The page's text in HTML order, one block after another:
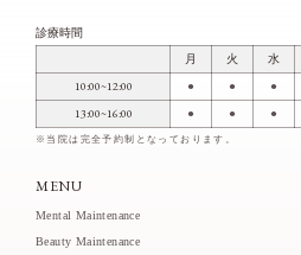
診療時間
月
火 水
10:00~12:00 ● ● ●
13:00~16:00 ● ● ●
※当院は完全予約制となっております。
MENU
Mental Maintenance
Beauty Maintenance